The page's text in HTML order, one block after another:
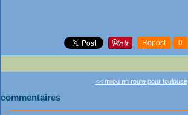
Repost 0
<< milou en route pour toulouse
commentaires